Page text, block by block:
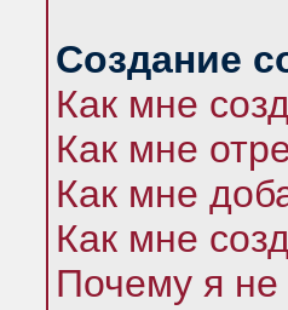
Создание
Как мне
Как мне
Как мне
Как мне
Почему я не